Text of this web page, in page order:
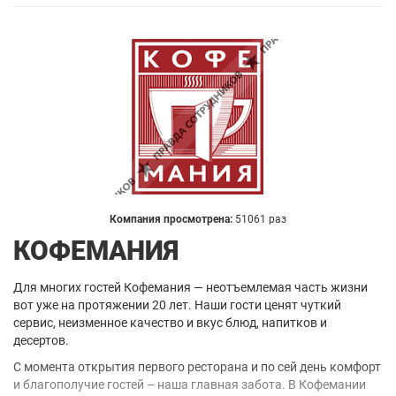
Компания просмотрена: 51061 раз
КОФЕМАНИЯ
Для многих гостей Кофемания — неотъемлемая часть жизни
вот уже на протяжении 20 лет. Наши гости ценят чуткий
сервис, неизменное качество и вкус блюд, напитков и
десертов.
С момента открытия первого ресторана и по сей день комфорт
и благополучие гостей – наша главная забота. В Кофемании